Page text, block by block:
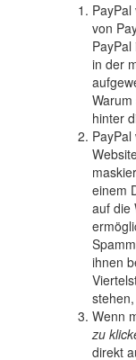
von
in der
hinter
einem
auf die
ihnen
Wenn
zu
direkt